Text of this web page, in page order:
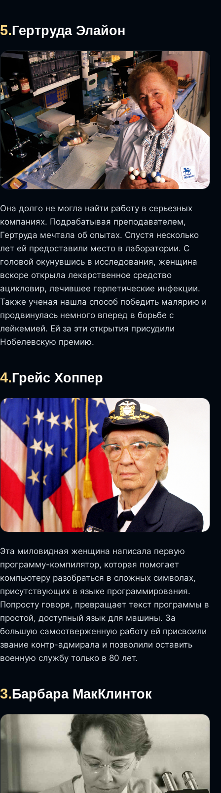
5.Гертруда Элайон
Она долго не могла найти работу в серьезных
компаниях. Подрабатывая преподавателем,
Гертруда мечтала об опытах. Спустя несколько
лет ей предоставили место в лаборатории. С
головой окунувшись в исследования, женщина
вскоре открыла лекарственное средство
ацикловир, лечившее герпетические инфекции.
Также ученая нашла способ победить малярию и
продвинулась немного вперед в борьбе с
лейкемией. Ей за эти открытия присудили
Нобелевскую премию.
4.Грейс Хоппер
Эта миловидная женщина написала первую
программу-компилятор, которая помогает
компьютеру разобраться в сложных символах,
присутствующих в языке программирования.
Попросту говоря, превращает текст программы в
простой, доступный язык для машины. За
большую самоотверженную работу ей присвоили
звание контр-адмирала и позволили оставить
военную службу только в 80 лет.
3.Барбара МакКлинток